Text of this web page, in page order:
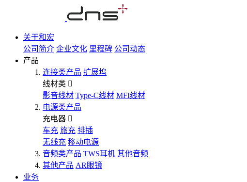
关于和宏
公司简介 企业文化 里程碑 公司动态
产品
连接类产品 扩展坞
线材类
影音线材 Type-C线材 MFI线材
电源类产品
充电器
车充 旅充 排插
无线充 移动电源
音频类产品 TWS耳机 其他音频
其他产品 AR眼镜
业务